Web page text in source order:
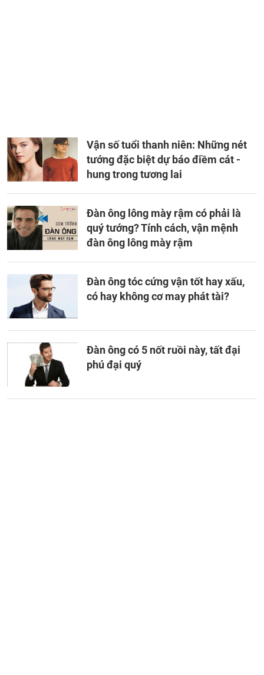
Vận số tuổi thanh niên: Những nét
tướng đặc biệt dự báo điềm cát -
hung trong tương lai
Đàn ông lông mày rậm có phải là
quý tướng? Tính cách, vận mệnh
đàn ông lông mày rậm
Đàn ông tóc cứng vận tốt hay xấu,
có hay không cơ may phát tài?
Đàn ông có 5 nốt ruồi này, tất đại
phú đại quý